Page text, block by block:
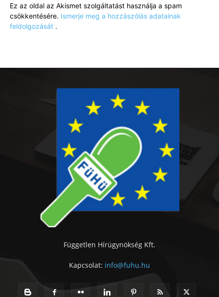
Ez az oldal az Akismet szolgáltatást használja a spam
csökkentésére. Ismerje meg a hozzászólás adatainak
feldolgozását .
Független Hírügynökség Kft.
Kapcsolat: info@fuhu.hu